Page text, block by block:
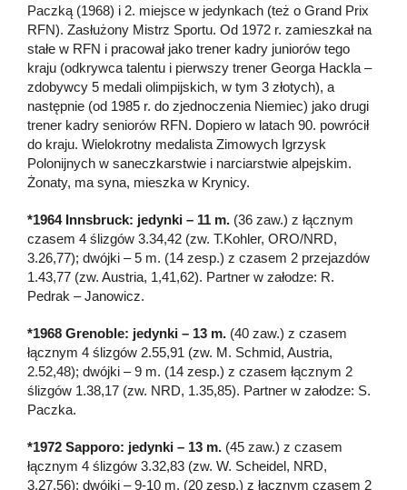
Paczką (1968) i 2. miejsce w jedynkach (też o Grand Prix
RFN). Zasłużony Mistrz Sportu. Od 1972 r. zamieszkał na
stałe w RFN i pracował jako trener kadry juniorów tego
kraju (odkrywca talentu i pierwszy trener Georga Hackla –
zdobywcy 5 medali olimpijskich, w tym 3 złotych), a
następnie (od 1985 r. do zjednoczenia Niemiec) jako drugi
trener kadry seniorów RFN. Dopiero w latach 90. powrócił
do kraju. Wielokrotny medalista Zimowych Igrzysk
Polonijnych w saneczkarstwie i narciarstwie alpejskim.
Żonaty, ma syna, mieszka w Krynicy.
*1964 Innsbruck: jedynki – 11 m. (36 zaw.) z łącznym
czasem 4 ślizgów 3.34,42 (zw. T.Kohler, ORO/NRD,
3.26,77); dwójki – 5 m. (14 zesp.) z czasem 2 przejazdów
1.43,77 (zw. Austria, 1,41,62). Partner w załodze: R.
Pedrak – Janowicz.
*1968 Grenoble: jedynki – 13 m. (40 zaw.) z czasem
łącznym 4 ślizgów 2.55,91 (zw. M. Schmid, Austria,
2.52,48); dwójki – 9 m. (14 zesp.) z czasem łącznym 2
ślizgów 1.38,17 (zw. NRD, 1.35,85). Partner w załodze: S.
Paczka.
*1972 Sapporo: jedynki – 13 m. (45 zaw.) z czasem
łącznym 4 ślizgów 3.32,83 (zw. W. Scheidel, NRD,
3.27,56); dwójki – 9-10 m. (20 zesp.) z łącznym czasem 2